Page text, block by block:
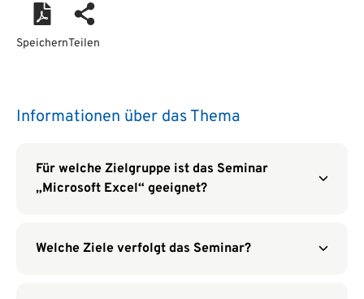
SpeichernTeilen
Informationen über das Thema
Für welche Zielgruppe ist das Seminar
„Microsoft Excel“ geeignet?
Welche Ziele verfolgt das Seminar?